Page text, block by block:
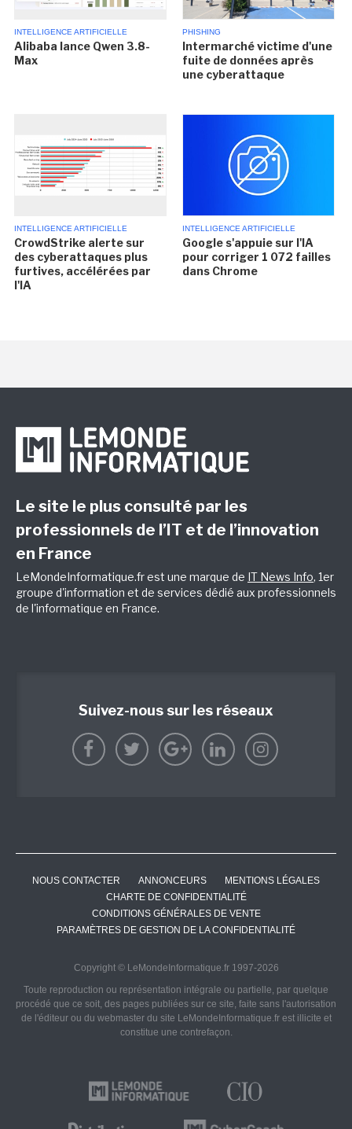
INTELLIGENCE ARTIFICIELLE
Alibaba lance Qwen 3.8-
Max
PHISHING
Intermarché victime d'une
fuite de données après
une cyberattaque
INTELLIGENCE ARTIFICIELLE
CrowdStrike alerte sur
des cyberattaques plus
furtives, accélérées par
l'IA
INTELLIGENCE ARTIFICIELLE
Google s'appuie sur l'IA
pour corriger 1 072 failles
dans Chrome
Le site le plus consulté par les
professionnels de l’IT et de l’innovation
en France
LeMondeInformatique.fr est une marque de IT News Info, 1er
groupe d'information et de services dédié aux professionnels
de l'informatique en France.
Suivez-nous sur les réseaux
NOUS CONTACTER ANNONCEURS
MENTIONS LÉGALES
CHARTE DE CONFIDENTIALITÉ
CONDITIONS GÉNÉRALES DE VENTE
PARAMÈTRES DE GESTION DE LA CONFIDENTIALITÉ
Copyright © LeMondeInformatique.fr 1997-2026
Toute reproduction ou représentation intégrale ou partielle, par quelque
procédé que ce soit, des pages publiées sur ce site, faite sans l'autorisation
de l'éditeur ou du webmaster du site LeMondeInformatique.fr est illicite et
constitue une contrefaçon.